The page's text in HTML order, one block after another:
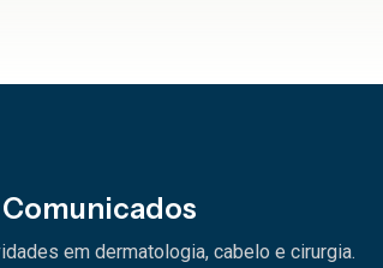
Comunicados
em dermatologia, cabelo e cirurgia.